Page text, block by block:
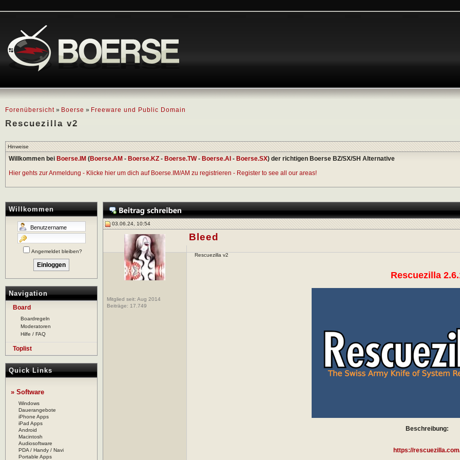
Forenübersicht » Boerse » Freeware und Public Domain
Rescuezilla v2
Hinweise
Willkommen bei Boerse.IM (Boerse.AM - Boerse.KZ - Boerse.TW- Boerse.AI - Boerse.SX) der richtigen Boerse BZ/SX/SH Alternative
Hier gehts zur Anmeldung - Klicke hier um dich auf Boerse.IM/AM zu registrieren - Register to see all our areas!
Willkommen
Angemeldet bleiben?
Navigation
Board
Boardregeln
Moderatoren
Hilfe / FAQ
Toplist
Quick Links
» Software
Windows
Dauerangebote
iPhone Apps
iPad Apps
Android
Macintosh
Audiosoftware
PDA / Handy / Navi
Portable Apps
03.06.24, 10:54
Mitglied seit: Aug 2014
Beiträge: 17.749
Bleed
Rescuezilla v2
Rescuezilla
Beschreibung:
https://